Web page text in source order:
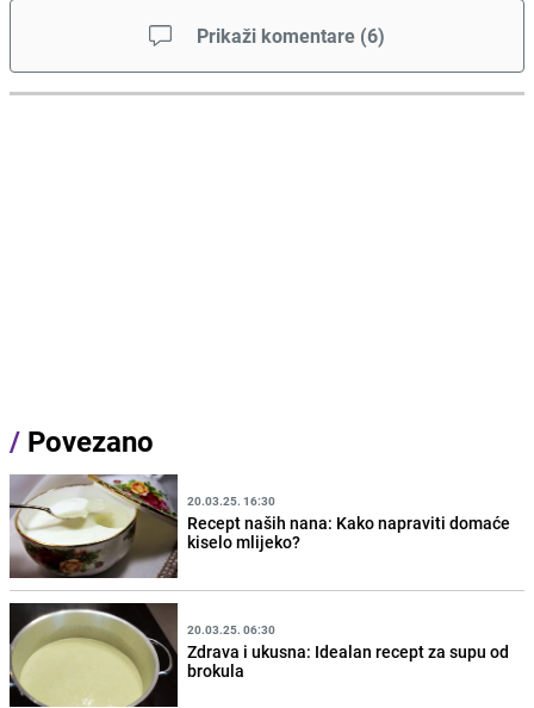
Prikaži komentare (6)
/ Povezano
20.03.25. 16:30
Recept naših nana: Kako napraviti domaće
kiselo mlijeko?
20.03.25. 06:30
Zdrava i ukusna: Idealan recept za supu od
brokula